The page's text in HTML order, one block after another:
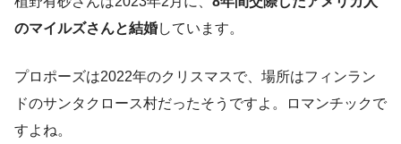
のマイルズさんと結婚しています。
プロポーズは2022年のクリスマスで、場所はフィンラン
ドのサンタクロース村だったそうですよ。ロマンチックで
すよね。